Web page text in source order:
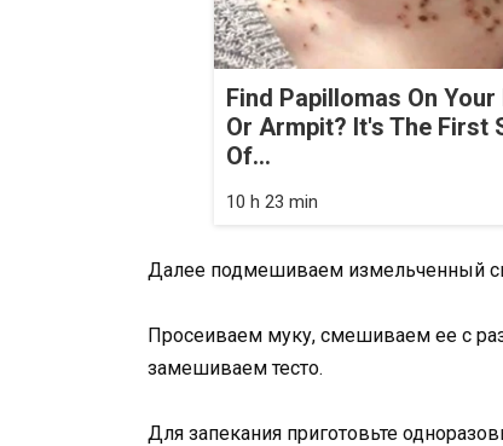
Find Papillomas On Your
Or Armpit? It's The First
Of...
10 h 23 min
Далее подмешиваем измельченный
Просеиваем муку, смешиваем ее с
замешиваем тесто.
Для запекания приготовьте